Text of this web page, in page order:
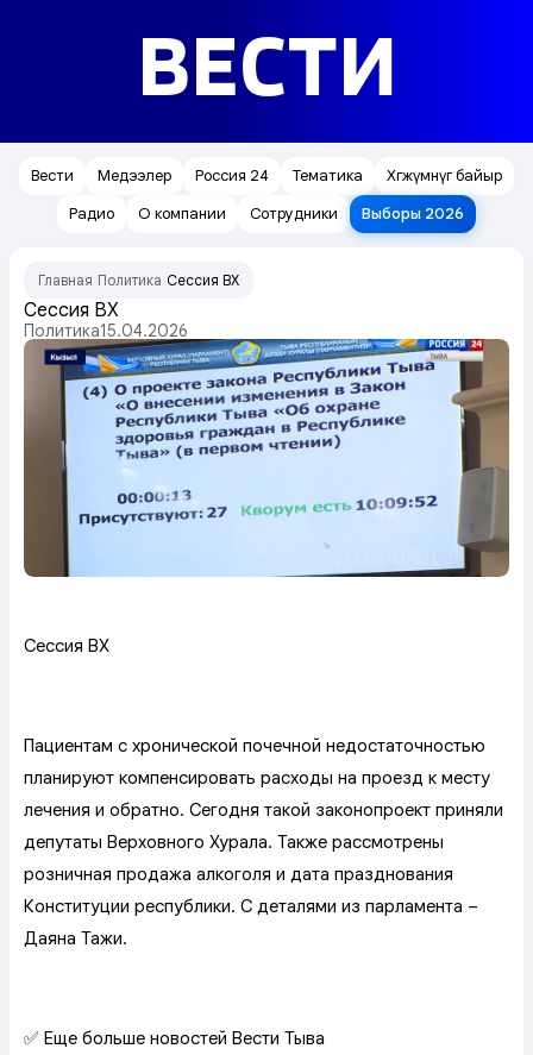
ВЕСТИ
Вести Медээлер Россия 24 Тематика
Хөгжүмнүг байыр
Радио
О компании Сотрудники Выборы 2026
Главная Политика Сессия ВХ
Сессия ВХ
Политика15.04.2026
Сессия ВХ
Пациентам с хронической почечной недостаточностью
планируют компенсировать расходы на проезд к месту
лечения и обратно. Сегодня такой законопроект приняли
депутаты Верховного Хурала. Также рассмотрены
розничная продажа алкоголя и дата празднования
Конституции республики. С деталями из парламента –
Даяна Тажи.
✅ Еще больше новостей Вести Тыва